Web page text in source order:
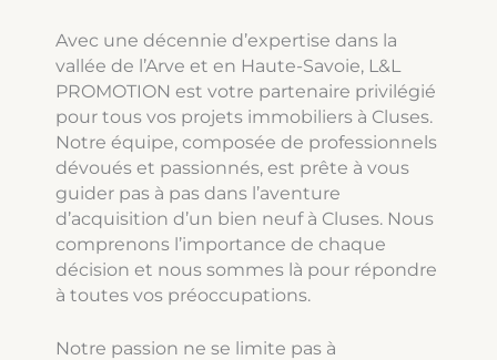
Avec une décennie d’expertise dans la
vallée de l’Arve et en Haute-Savoie, L&L
PROMOTION est votre partenaire privilégié
pour tous vos projets immobiliers à Cluses.
Notre équipe, composée de professionnels
dévoués et passionnés, est prête à vous
guider pas à pas dans l’aventure
d’acquisition d’un bien neuf à Cluses. Nous
comprenons l’importance de chaque
décision et nous sommes là pour répondre
à toutes vos préoccupations.
Notre passion ne se limite pas à